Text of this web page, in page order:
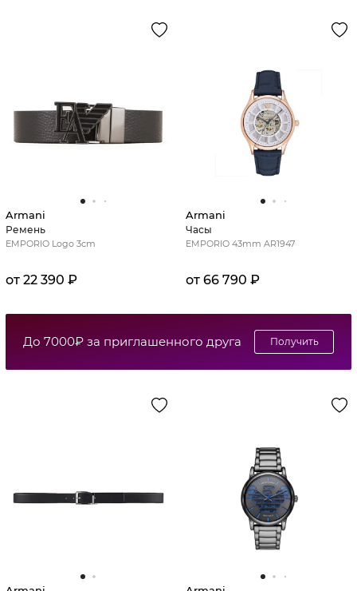
Armani
Ремень
EMPORIO Logo 3cm
от 22 390 ₽
Armani
Часы
EMPORIO 43mm AR1947
от 66 790 ₽
До 7000₽ за приглашенного друга Получить